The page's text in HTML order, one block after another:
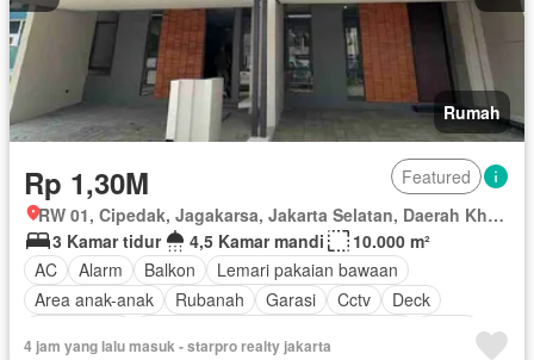
Rumah
Rp 1,30M
Featured
RW 01, Cipedak, Jagakarsa, Jakarta Selatan, Daerah Khusus Ibukota Jakarta
3 Kamar tidur
4,5 Kamar mandi
10.000 m²
AC
Alarm Balkon
Lemari pakaian bawaan
Area anak-anak
Rubanah Garasi Cctv
Deck
4 jam yang lalu masuk - starpro realty jakarta